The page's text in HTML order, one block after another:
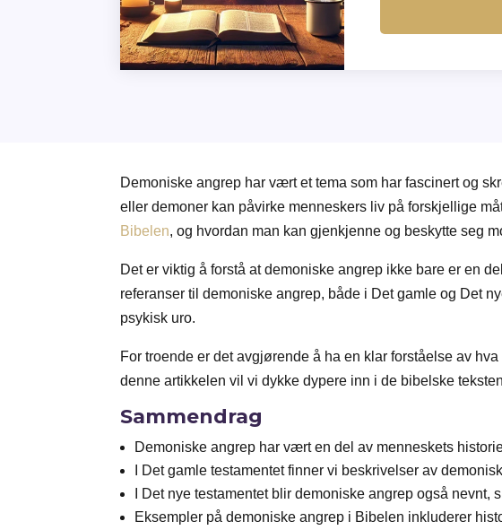
Demoniske angrep har vært et tema som har fascinert og
eller demoner kan påvirke menneskers liv på forskjellige
Bibelen, og hvordan man kan gjenkjenne og beskytte seg
Det er viktig å forstå at demoniske angrep ikke bare er en
referanser til demoniske angrep, både i Det gamle og Det
psykisk uro.
For troende er det avgjørende å ha en klar forståelse av
denne artikkelen vil vi dykke dypere inn i de bibelske
Sammendrag
Demoniske angrep har vært en del av menneskets
I Det gamle testamentet finner vi beskrivelser av
I Det nye testamentet blir demoniske angrep også
Eksempler på demoniske angrep i Bibelen inkluderer